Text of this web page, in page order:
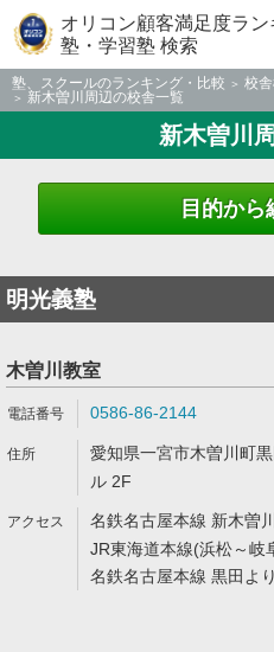
オリコン顧客満足度ラン
塾・学習塾 検索
塾、スクールのランキング・比較 校
新木曽川周辺の校舎一覧
新木曽川
目的から
明光義塾
木曽川教室
0586-86-2144
愛知県一宮市木曽川町
ル 2F
名鉄名古屋本線 新木曽
JR東海道本線(浜松～岐
名鉄名古屋本線 黒田よ